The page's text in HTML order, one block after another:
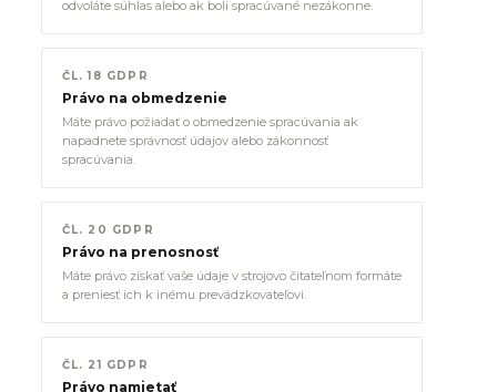
odvoláte súhlas alebo ak boli spracúvané nezákonne.
ČL. 18 GDPR
Právo na obmedzenie
Máte právo požiadať o obmedzenie spracúvania ak
napadnete správnosť údajov alebo zákonnosť
spracúvania.
ČL. 20 GDPR
Právo na prenosnosť
Máte právo získať vaše údaje v strojovo čitateľnom formáte
a preniesť ich k inému prevádzkovateľovi.
ČL. 21 GDPR
Právo namietať